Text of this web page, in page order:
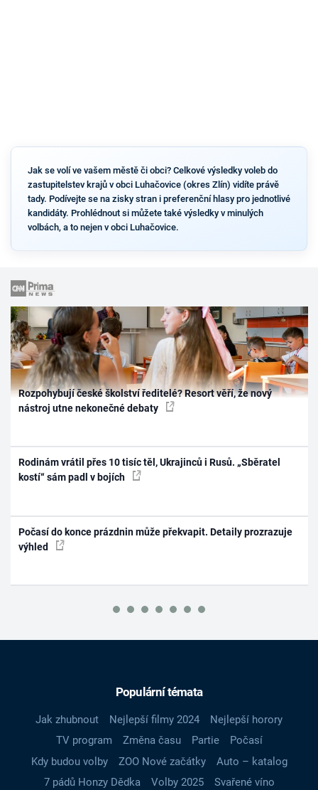
Jak se volí ve vašem městě či obci? Celkové výsledky voleb do
zastupitelstev krajů v obci Luhačovice (okres Zlín) vidíte právě
tady. Podívejte se na zisky stran i preferenční hlasy pro jednotlivé
kandidáty. Prohlédnout si můžete také výsledky v minulých
volbách, a to nejen v obci Luhačovice.
Rozpohybují české školství ředitelé? Resort věří, že nový
nástroj utne nekonečné debaty
Rodinám vrátil přes 10 tisíc těl, Ukrajinců i Rusů. „Sběratel
kostí“ sám padl v bojích
Počasí do konce prázdnin může překvapit. Detaily prozrazuje
výhled
Populární témata
Jak zhubnout Nejlepší filmy 2024
Nejlepší horory
TV program
Změna času Partie
Počasí
Kdy budou volby
ZOO Nové začátky
Auto – katalog
7 pádů Honzy Dědka
Volby 2025
Svařené víno